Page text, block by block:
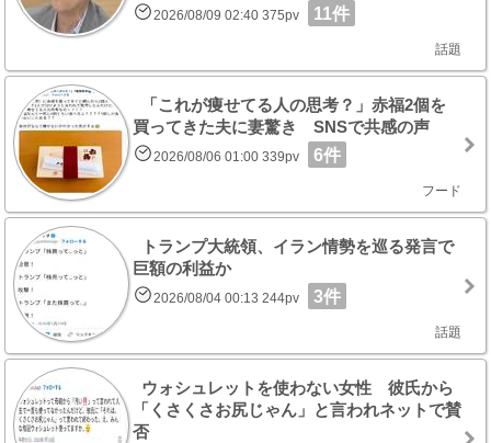
2026/08/09 02:40 375pv 11件
話題
「これが痩せてる人の思考？」赤福2個を
買ってきた夫に妻驚き SNSで共感の声
2026/08/06 01:00 339pv 6件
フード
トランプ大統領、イラン情勢を巡る発言で
巨額の利益か
2026/08/04 00:13 244pv 3件
話題
ウォシュレットを使わない女性 彼氏から
「くさくさお尻じゃん」と言われネットで賛
否